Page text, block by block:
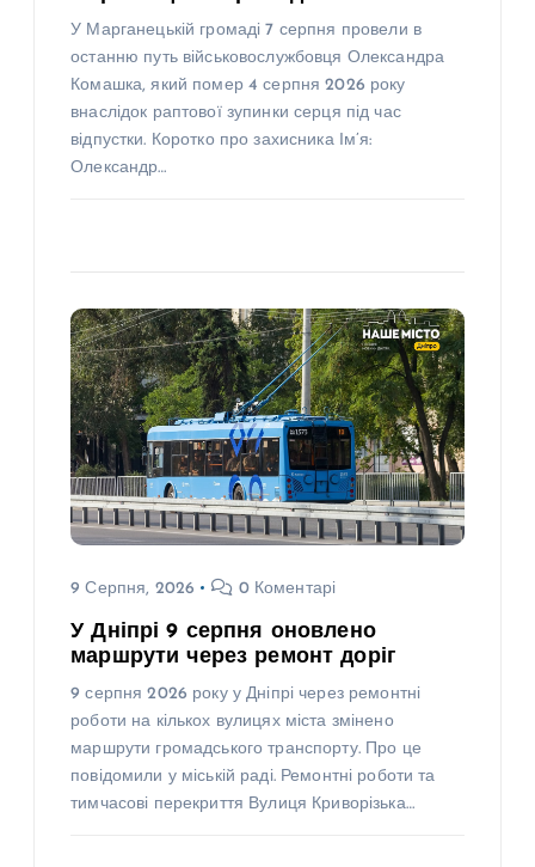
У Марганецькій громаді 7 серпня провели в
останню путь військовослужбовця Олександра
Комашка, який помер 4 серпня 2026 року
внаслідок раптової зупинки серця під час
відпустки. Коротко про захисника Ім’я:
Олександр…
9 Серпня, 2026 0 Коментарі
У Дніпрі 9 серпня оновлено
маршрути через ремонт доріг
9 серпня 2026 року у Дніпрі через ремонтні
роботи на кількох вулицях міста змінено
маршрути громадського транспорту. Про це
повідомили у міській раді. Ремонтні роботи та
тимчасові перекриття Вулиця Криворізька…